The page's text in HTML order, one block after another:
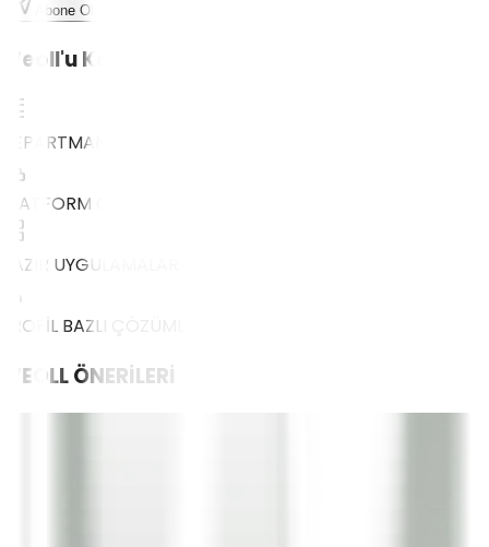
Abone Ol
Weoll'u Keşfet
DEPARTMAN BAZLI ÇÖZÜMLER
PLATFORM ÇÖZÜMLERİ
HAZIR UYGULAMALAR
PROFİL BAZLI ÇÖZÜMLER
WEOLLÖNERİLERİ